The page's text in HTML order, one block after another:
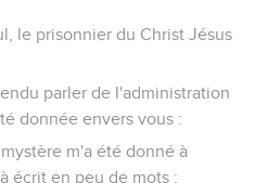
le prisonnier du Christ Jésus
parler de l'administration
donnée envers vous :
m'a été donné à
écrit en peu de mots ;